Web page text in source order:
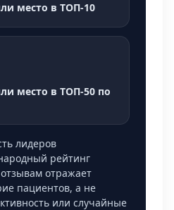
место в ТОП-10
место в ТОП-50 по
лидеров
рейтинг
отражает
пациентов, а не
или случайные